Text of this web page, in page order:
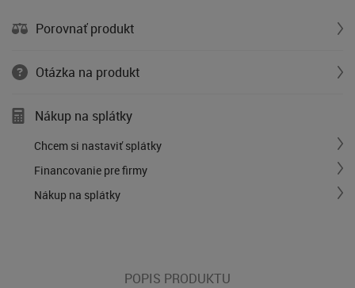
Porovnať produkt
Otázka na produkt
Nákup na splátky
Chcem si nastaviť splátky
Financovanie pre firmy
Nákup na splátky
POPIS PRODUKTU